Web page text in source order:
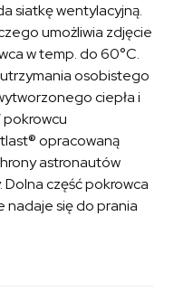
siatkę wentylacyjną.
umożliwia zdjęcie
w temp. do 60°C.
utrzymania osobistego
ciepła i
opracowaną
astronautów
część pokrowca
nadaje się do prania